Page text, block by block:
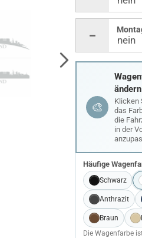
🎨
ändern
Klicken
das
die
in der
Häufige
Schwarz
Anthrazit
Braun
Die Wagenfarbe